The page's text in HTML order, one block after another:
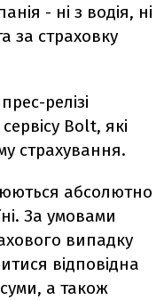
- ні з водія, ні
за страховку
релізі
Bolt, які
страхування.
абсолютно
За умовами
випадку
відповідна
а також